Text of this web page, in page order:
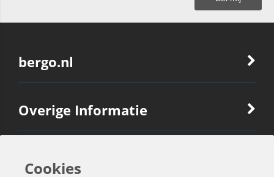
bergo.nl
Overige Informatie
Ook Interessant
Cookies